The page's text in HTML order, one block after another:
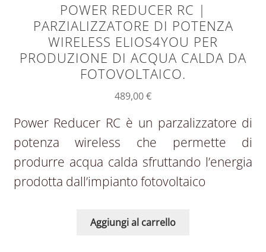
POWER REDUCER RC |
PARZIALIZZATORE DI POTENZA
WIRELESS ELIOS4YOU PER
PRODUZIONE DI ACQUA CALDA DA
FOTOVOLTAICO.
489,00€
Power Reducer RC è un parzalizzatore di
potenza wireless che permette di
produrre acqua calda sfruttando l’energia
prodotta dall’impianto fotovoltaico
Aggiungi al carrello